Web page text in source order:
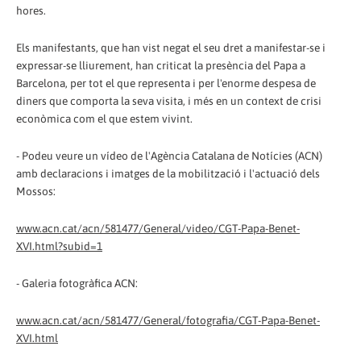
hores.
Els manifestants, que han vist negat el seu dret a manifestar-se i
expressar-se lliurement, han criticat la presència del Papa a
Barcelona, per tot el que representa i per l'enorme despesa de
diners que comporta la seva visita, i més en un context de crisi
econòmica com el que estem vivint.
- Podeu veure un vídeo de l'Agència Catalana de Notícies (ACN)
amb declaracions i imatges de la mobilització i l'actuació dels
Mossos:
www.acn.cat/acn/581477/General/video/CGT-Papa-Benet-
XVI.html?subid=1
- Galeria fotogràfica ACN:
www.acn.cat/acn/581477/General/fotografia/CGT-Papa-Benet-
XVI.html